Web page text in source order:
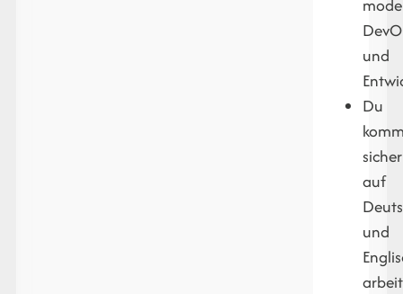
und
Du
sicher
auf
und